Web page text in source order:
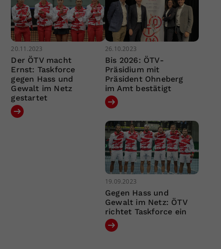
20.11.2023
Der ÖTV macht
Ernst: Taskforce
gegen Hass und
Gewalt im Netz
gestartet
26.10.2023
Bis 2026: ÖTV-
Präsidium mit
Präsident Ohneberg
im Amt bestätigt
19.09.2023
Gegen Hass und
Gewalt im Netz: ÖTV
richtet Taskforce ein